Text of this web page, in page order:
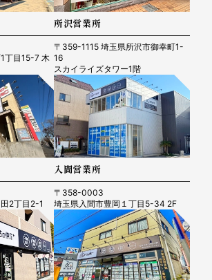
丁目15-7 木
所沢営業所
〒359-1115 埼玉県所沢市御幸町1-
16
スカイライズタワー1階
2丁目2-1
入間営業所
〒358-0003
埼玉県入間市豊岡１丁目5-34 2F